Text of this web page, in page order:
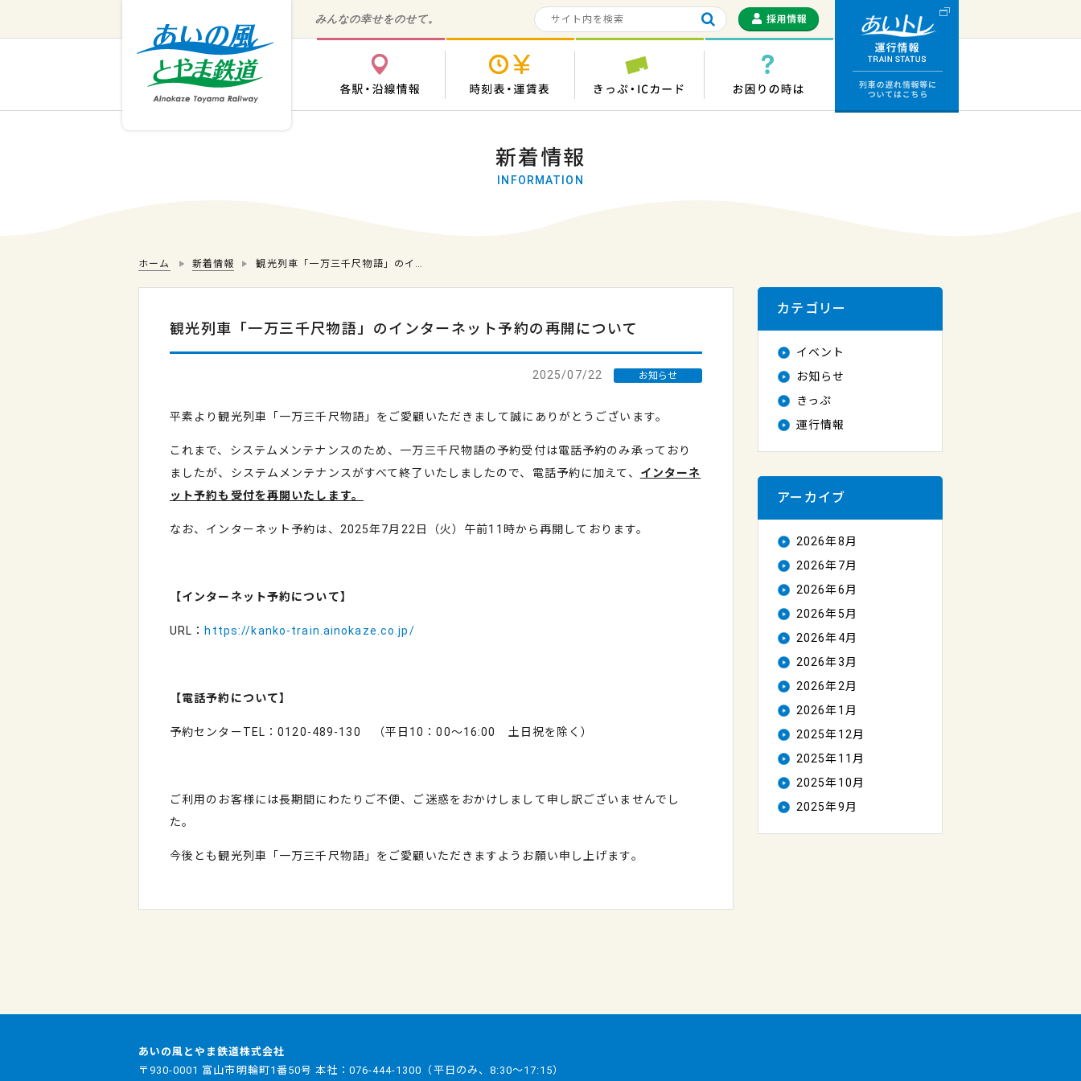
みんなの幸せをのせて。
各駅・沿線情報 時刻表・運賃表 きっぷ・ICカード お困りの時は
新着情報
INFORMATION
ホーム 新着情報 観光列車「一万三千尺物語」のイ…
観光列車「一万三千尺物語」のインターネット予約の再開について
2025/07/22 お知らせ
平素より観光列車「一万三千尺物語」をご愛顧いただきまして誠にありがとうございます。
これまで、システムメンテナンスのため、一万三千尺物語の予約受付は電話予約のみ承っており
ましたが、システムメンテナンスがすべて終了いたしましたので、電話予約に加えて、 インターネ
ット予約も受付を再開いたします。
なお、インターネット予約は、2025年7月22日（火）午前11時から再開しております。
【インターネット予約について】
URL： https://kanko-train.ainokaze.co.jp/
【電話予約について】
予約センターTEL：0120-489-130 （平日10：00～16:00 土日祝を除く）
ご利用のお客様には長期間にわたりご不便、ご迷惑をおかけしまして申し訳ございませんでし
た。
今後とも観光列車「一万三千尺物語」をご愛顧いただきますようお願い申し上げます。
カテゴリー
イベント
お知らせ
きっぷ
運行情報
アーカイブ
2026年8月
2026年7月
2026年6月
2026年5月
2026年4月
2026年3月
2026年2月
2026年1月
2025年12月
2025年11月
2025年10月
2025年9月
あいの風とやま鉄道株式会社
〒930-0001 富山市明輪町1番50号 本社： 076-444-1300 （平日のみ、8:30～17:15）